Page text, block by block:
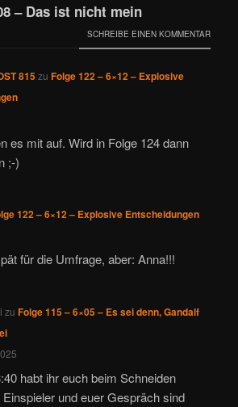
– Das ist nicht mein
SCHREIBE EINEN KOMMENTAR
815zu Folge 122 – 6×12 – Explosive
es mit auf. Wird in Folge 124 dann
;-)
122 – 6×12 – Explosive Entscheidungen
für die Umfrage, aber: Anna!!!
zu Folge 115 – 6×05 – Es sei denn, Gandalf
habt ihr euch beim Schneiden
und euer Gespräch sind